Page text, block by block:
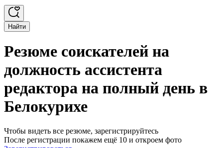
Найти
Резюме соискателей на
должность ассистента
редактора на полный день в
Белокурихе
Чтобы видеть все резюме, зарегистрируйтесь
После регистрации покажем ещё 10 и откроем фото